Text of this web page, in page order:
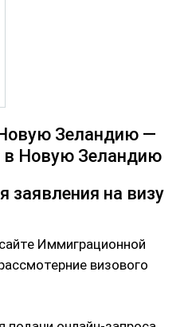
Зеландию —
в Новую Зеландию
заявления на визу
Иммиграционной
визового